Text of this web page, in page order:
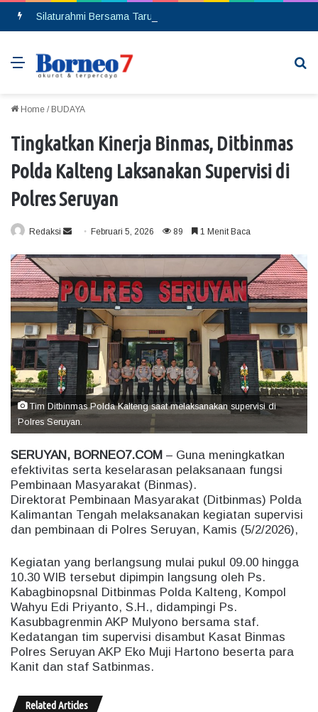
Menu
Home / BUDAYA
Tingkatkan Kinerja Binmas, Ditbinmas
Polda Kalteng Laksanakan Supervisi di
Polres Seruyan
Redaksi
d
a
e
m
a
i
l
Februari 5, 2026 89 1 Menit Baca
Tim Ditbinmas Polda Kalteng saat melaksanakan supervisi di
Polres Seruyan.
SERUYAN, BORNEO7.COM – Guna meningkatkan
efektivitas serta keselarasan pelaksanaan fungsi
Pembinaan Masyarakat (Binmas).
Direktorat Pembinaan Masyarakat (Ditbinmas) Polda
Kalimantan Tengah melaksanakan kegiatan supervisi
dan pembinaan di Polres Seruyan, Kamis (5/2/2026),
Kegiatan yang berlangsung mulai pukul 09.00 hingga
10.30 WIB tersebut dipimpin langsung oleh Ps.
Kabagbinopsnal Ditbinmas Polda Kalteng, Kompol
Wahyu Edi Priyanto, S.H., didampingi Ps.
Kasubbagrenmin AKP Mulyono bersama staf.
Kedatangan tim supervisi disambut Kasat Binmas
Polres Seruyan AKP Eko Muji Hartono beserta para
Kanit dan staf Satbinmas.
Related Articles